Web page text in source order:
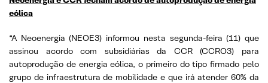
eólica
“A Neoenergia (NEOE3) informou nesta segunda-feira (11) que
assinou acordo com subsidiárias da CCR (CCRO3) para
autoprodução de energia eólica, o primeiro do tipo firmado pelo
grupo de infraestrutura de mobilidade e que irá atender 60% da